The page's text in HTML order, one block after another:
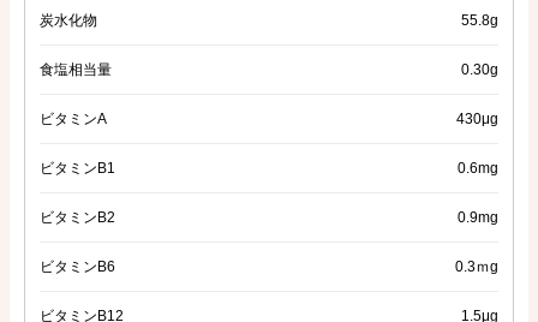
炭水化物 55.8g
食塩相当量 0.30g
ビタミンA 430μg
ビタミンB1 0.6mg
ビタミンB2 0.9mg
ビタミンB6 0.3ｍg
ビタミンB12 1.5μg